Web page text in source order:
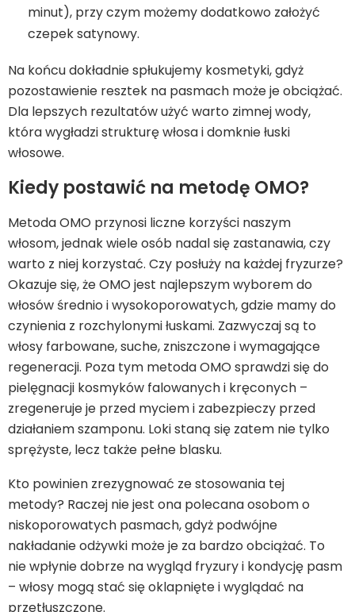
minut), przy czym możemy dodatkowo założyć
czepek satynowy.
Na końcu dokładnie spłukujemy kosmetyki, gdyż
pozostawienie resztek na pasmach może je obciążać.
Dla lepszych rezultatów użyć warto zimnej wody,
która wygładzi strukturę włosa i domknie łuski
włosowe.
Kiedy postawić na metodę OMO?
Metoda OMO przynosi liczne korzyści naszym
włosom, jednak wiele osób nadal się zastanawia, czy
warto z niej korzystać. Czy posłuży na każdej fryzurze?
Okazuje się, że OMO jest najlepszym wyborem do
włosów średnio i wysokoporowatych, gdzie mamy do
czynienia z rozchylonymi łuskami. Zazwyczaj są to
włosy farbowane, suche, zniszczone i wymagające
regeneracji. Poza tym metoda OMO sprawdzi się do
pielęgnacji kosmyków falowanych i kręconych –
zregeneruje je przed myciem i zabezpieczy przed
działaniem szamponu. Loki staną się zatem nie tylko
sprężyste, lecz także pełne blasku.
Kto powinien zrezygnować ze stosowania tej
metody? Raczej nie jest ona polecana osobom o
niskoporowatych pasmach, gdyż podwójne
nakładanie odżywki może je za bardzo obciążać. To
nie wpłynie dobrze na wygląd fryzury i kondycję pasm
– włosy mogą stać się oklapnięte i wyglądać na
przetłuszczone.